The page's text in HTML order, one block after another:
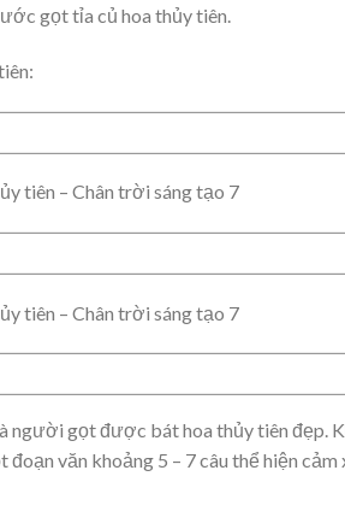
gọt tỉa củ hoa thủy tiên.
gọt được bát hoa thủy tiên đẹp.
văn khoảng 5 – 7 câu thể hiện cảm